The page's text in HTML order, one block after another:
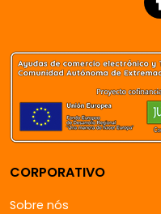
CORPORATIVO
Sobre nós